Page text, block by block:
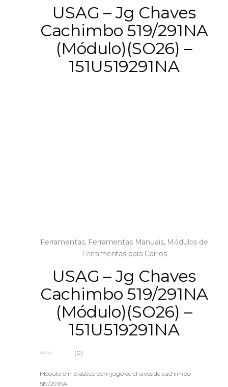
USAG – Jg Chaves
Cachimbo 519/291NA
(Módulo)(SO26) –
151U519291NA
Ferramentas, Ferramentas Manuais, Módulos de
Ferramentas para Carros
USAG – Jg Chaves
Cachimbo 519/291NA
(Módulo)(SO26) –
151U519291NA
u
(0)
Módulo em plástico com jogo de chaves de cachimbo
519/291NA